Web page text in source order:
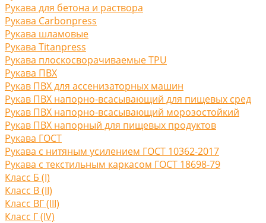
Рукава для бетона и раствора
Рукава Carbonpress
Рукава шламовые
Рукава Titanpress
Рукава плоскосворачиваемые TPU
Рукава ПВХ
Рукав ПВХ для ассенизаторных машин
Рукав ПВХ напорно-всасывающий для пищевых сред
Рукав ПВХ напорно-всасывающий морозостойкий
Рукав ПВХ напорный для пищевых продуктов
Рукава ГОСТ
Рукава с нитяным усилением ГОСТ 10362-2017
Рукава с текстильным каркасом ГОСТ 18698-79
Класс Б (I)
Класс В (II)
Класс ВГ (III)
Класс Г (IV)